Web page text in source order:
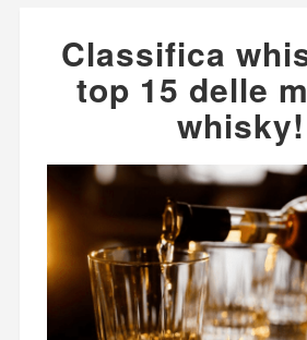
Classifica
top 15 delle
whisky!